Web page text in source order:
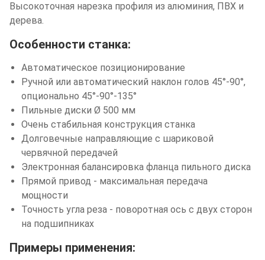
Высокоточная нарезка профиля из алюминия, ПВХ и
дерева.
Особенности станка:
Автоматическое позиционирование
Ручной или автоматический наклон голов 45°-90°,
опционально 45°-90°-135°
Пильные диски Ø 500 мм
Очень стабильная конструкция станка
Долговечные направляющие с шариковой
червячной передачей
Электронная балансировка фланца пильного диска
Прямой привод - максимальная передача
мощности
Точность угла реза - поворотная ось с двух сторон
на подшипниках
Примеры применения: